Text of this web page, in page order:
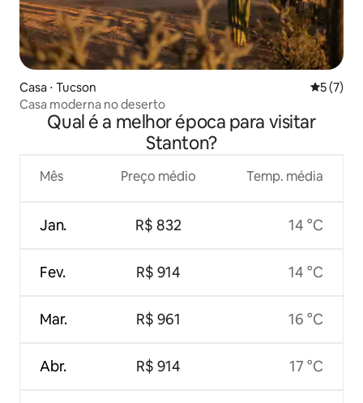
Casa ⋅ Tucson 5 de
5 (7)
Casa moderna no deserto
Qual é a melhor época para visitar
Stanton?
Mês
Jan.
Fev.
Mar.
Abr.
Preço médio
R$ 832
R$ 914
R$ 961
R$ 914
Temp. média
14 °C
14 °C
16 °C
17 °C